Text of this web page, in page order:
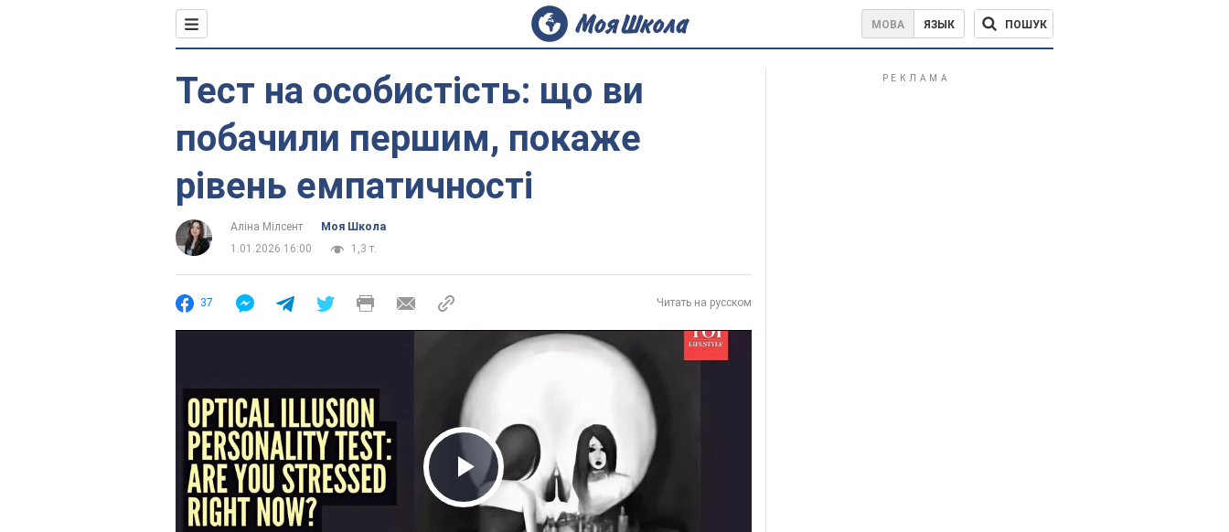
МОВА ЯЗЫК ПОШУК
Тест на особистість: що ви
побачили першим, покаже
рівень емпатичності
Аліна Мілсент
Моя Школа
1.01.2026 16:00
1,3 т.
37 Читать на русском
Play Video